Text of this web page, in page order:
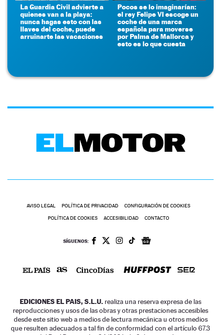
La Guardia Civil advierte a
quienes van a la playa:
nunca hagas esto con las
llaves del coche, puede
arruinarte las vacaciones
Pocos se lo imaginarían:
el rey Felipe VI escoge un
coche de una marca
española para moverse
por Palma de Mallorca y
esto es lo que cuesta
AVISO LEGAL POLÍTICA DE PRIVACIDAD CONFIGURACIÓN DE COOKIES
POLÍTICA DE COOKIES ACCESIBILIDAD CONTACTO
SÍGUENOS:
EDICIONES EL PAIS, S.L.U. realiza una reserva expresa de las
reproducciones y usos de las obras y otras prestaciones accesibles
desde este sitio web a medios de lectura mecánica u otros medios
que resulten adecuados a tal fin de conformidad con el artículo 67.3